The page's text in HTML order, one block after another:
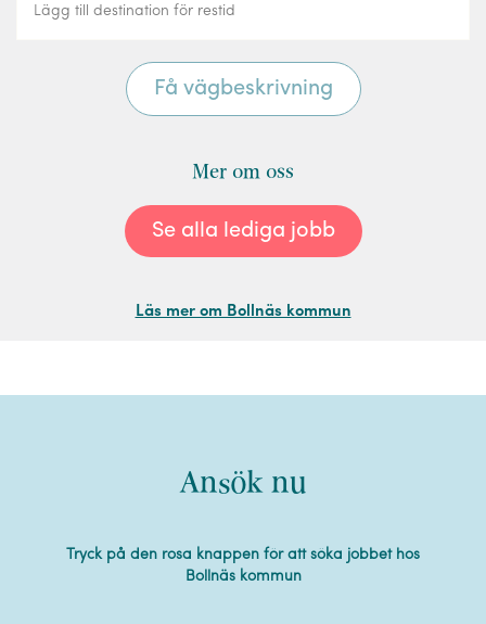
Mer om oss
Se alla lediga jobb
Läs mer om Bollnäs kommun
Ansök nu
Tryck på den rosa knappen för att söka jobbet hos
Bollnäs kommun